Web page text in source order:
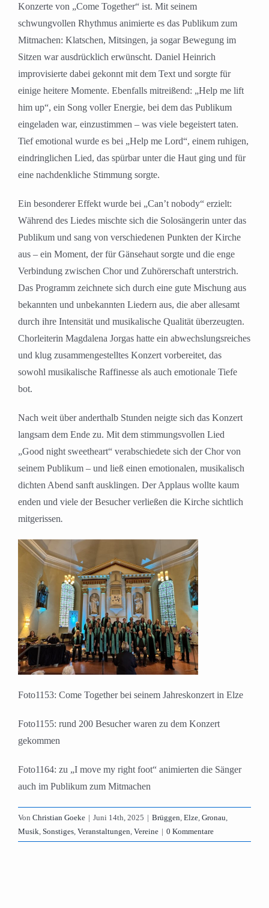
Konzerte von „Come Together“ ist. Mit seinem
schwungvollen Rhythmus animierte es das Publikum zum
Mitmachen: Klatschen, Mitsingen, ja sogar Bewegung im
Sitzen war ausdrücklich erwünscht. Daniel Heinrich
improvisierte dabei gekonnt mit dem Text und sorgte für
einige heitere Momente. Ebenfalls mitreißend: „Help me lift
him up“, ein Song voller Energie, bei dem das Publikum
eingeladen war, einzustimmen – was viele begeistert taten.
Tief emotional wurde es bei „Help me Lord“, einem ruhigen,
eindringlichen Lied, das spürbar unter die Haut ging und für
eine nachdenkliche Stimmung sorgte.
Ein besonderer Effekt wurde bei „Can’t nobody“ erzielt:
Während des Liedes mischte sich die Solosängerin unter das
Publikum und sang von verschiedenen Punkten der Kirche
aus – ein Moment, der für Gänsehaut sorgte und die enge
Verbindung zwischen Chor und Zuhörerschaft unterstrich.
Das Programm zeichnete sich durch eine gute Mischung aus
bekannten und unbekannten Liedern aus, die aber allesamt
durch ihre Intensität und musikalische Qualität überzeugten.
Chorleiterin Magdalena Jorgas hatte ein abwechslungsreiches
und klug zusammengestelltes Konzert vorbereitet, das
sowohl musikalische Raffinesse als auch emotionale Tiefe
bot.
Nach weit über anderthalb Stunden neigte sich das Konzert
langsam dem Ende zu. Mit dem stimmungsvollen Lied
„Good night sweetheart“ verabschiedete sich der Chor von
seinem Publikum – und ließ einen emotionalen, musikalisch
dichten Abend sanft ausklingen. Der Applaus wollte kaum
enden und viele der Besucher verließen die Kirche sichtlich
mitgerissen.
Foto1153: Come Together bei seinem Jahreskonzert in Elze
Foto1155: rund 200 Besucher waren zu dem Konzert
gekommen
Foto1164: zu „I move my right foot“ animierten die Sänger
auch im Publikum zum Mitmachen
Von Christian Goeke | Juni 14th, 2025 | Brüggen, Elze, Gronau,
Musik, Sonstiges, Veranstaltungen, Vereine | 0 Kommentare